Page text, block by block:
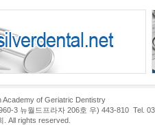
Academy of Geriatric Dentistry
3 뉴월드프라자 206호 우) 443-810 Tel.
All rights reserved.